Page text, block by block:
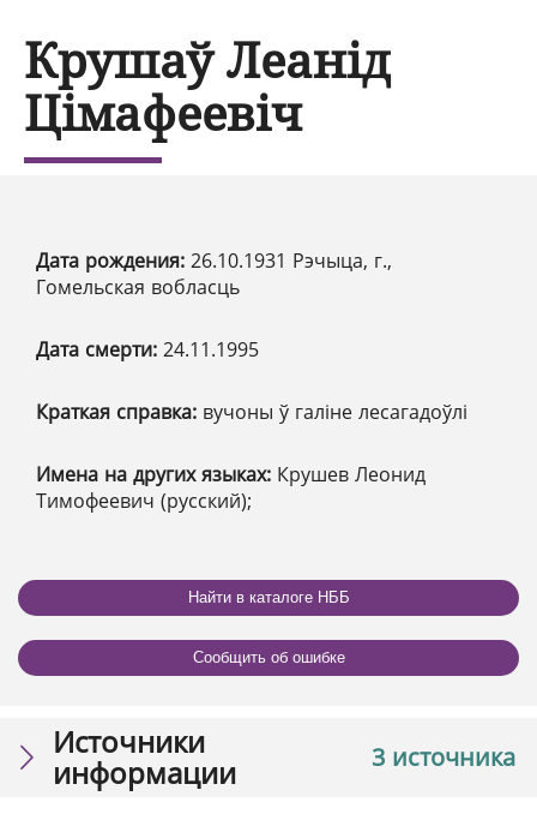
Крушаў Леанід
Цімафеевіч
Дата рождения: 26.10.1931 Рэчыца, г.,
Гомельская вобласць
Дата смерти: 24.11.1995
Краткая справка: вучоны ў галіне лесагадоўлі
Имена на других языках: Крушев Леонид
Тимофеевич (русский);
Найти в каталоге НББ
Сообщить об ошибке
3 источника
Источники
информации